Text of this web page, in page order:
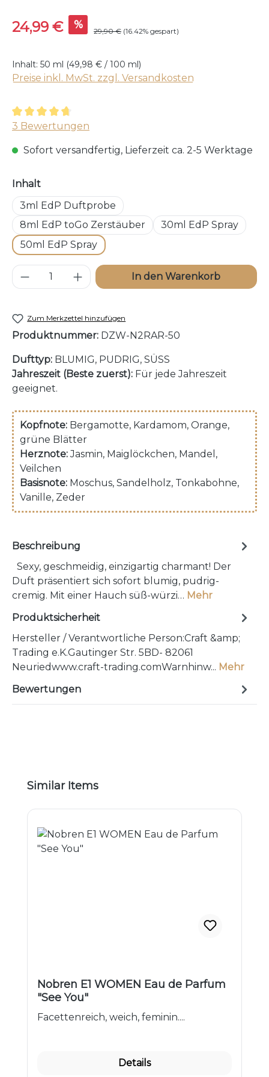
Verkaufspreis:
24,99 € % Regulärer Preis:
29,90 € (16.42% gespart)
Inhalt: 50 ml (49,98 € / 100 ml)
Preise inkl. MwSt. zzgl. Versandkosten
Durchschnittliche Bewertung von 4.67 von 5 Sternen
3 Bewertungen
Sofort versandfertig, Lieferzeit ca. 2-5 Werktage
Inhaltauswählen
3ml EdP Duftprobe
8ml EdP toGo Zerstäuber
30ml EdP Spray
50ml EdP Spray
Produkt Anzahl: Gib denIn den Warenkorb
Zum Merkzettel hinzufügen
Produktnummer: DZW-N2RAR-50
Dufttyp: BLUMIG, PUDRIG, SÜSS
Jahreszeit (Beste zuerst): Für jede Jahreszeit
geeignet.
Kopfnote: Bergamotte, Kardamom, Orange,
grüne Blätter
Herznote: Jasmin, Maiglöckchen, Mandel ,
Veilchen
Basisnote: Moschus, Sandelholz, Tonkabohne,
Vanille, Zeder
Beschreibung
Sexy, geschmeidig, einzigartig charmant! Der
Duft präsentiert sich sofort blumig, pudrig-
cremig. Mit einer Hauch süß-würzi… Mehr
Produktsicherheit
Hersteller / Verantwortliche Person:Craft &amp;
Trading e.K.Gautinger Str. 5BD- 82061
Neuriedwww.craft-trading.comWarnhinw... Mehr
Bewertungen
Produktgalerie überspringen
Similar Items
Nobren E1 WOMEN Eau de Parfum
"See You"
Facettenreich, weich, feminin....
Details